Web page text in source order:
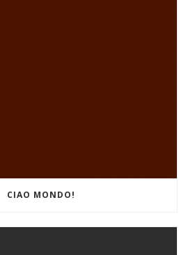
CIAO MONDO!